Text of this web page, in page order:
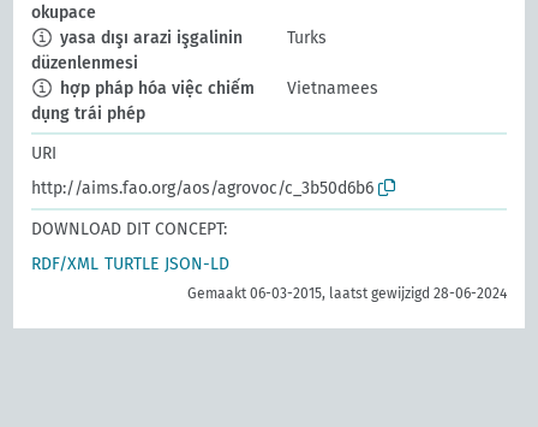
okupace
yasa dışı arazi işgalinin
düzenlenmesi
Turks
hợp pháp hóa việc chiếm
dụng trái phép
Vietnamees
URI
http://aims.fao.org/aos/agrovoc/c_3b50d6b6
DOWNLOAD DIT CONCEPT:
RDF/XML TURTLE JSON-LD
Gemaakt 06-03-2015, laatst gewijzigd 28-06-2024